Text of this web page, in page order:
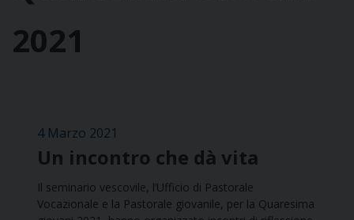
2021
4 Marzo 2021
Un incontro che dà vita
Il seminario vescovile, l’Ufficio di Pastorale
Vocazionale e la Pastorale giovanile, per la Quaresima